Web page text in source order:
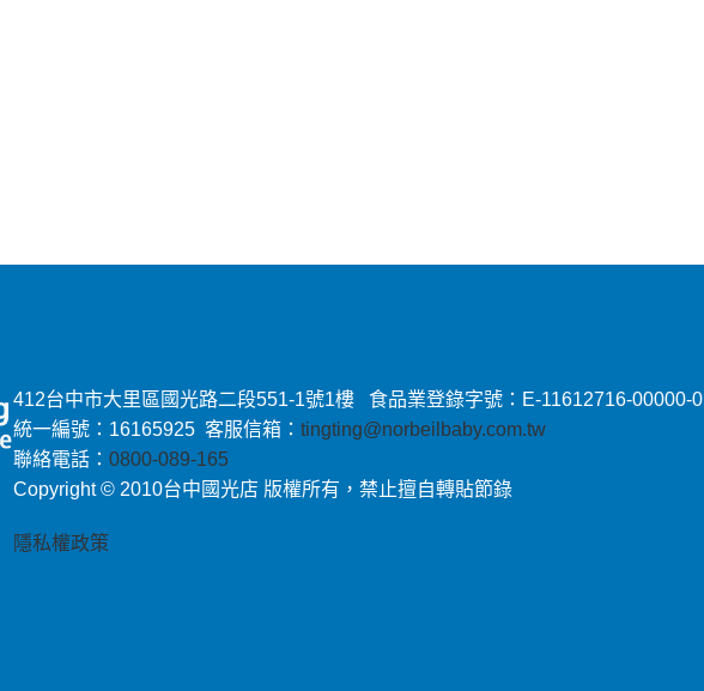
412台中市大里區國光路二段551-1號1樓 食品業登錄字號：E-11612716-00000-0
統一編號：16165925 客服信箱：tingting@norbeilbaby.com.tw
聯絡電話：0800-089-165
Copyright © 2010台中國光店 版權所有，禁止擅自轉貼節錄
隱私權政策